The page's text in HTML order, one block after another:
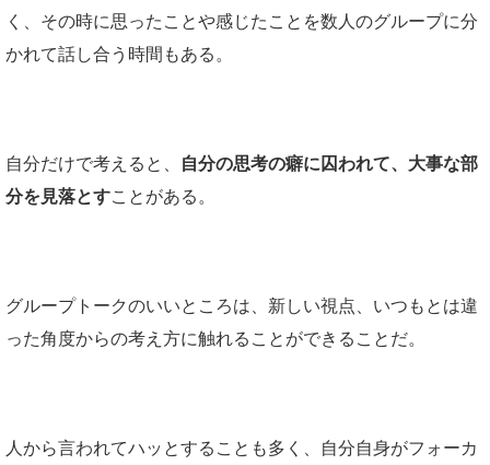
く、その時に思ったことや感じたことを数人のグループに分
かれて話し合う時間もある。
自分だけで考えると、
自分の思考の癖に囚われて、大事な部
分を見落とすことがある。
グループトークのいいところは、新しい視点、いつもとは違
った角度からの考え方に触れることができることだ。
人から言われてハッとすることも多く、自分自身がフォーカ